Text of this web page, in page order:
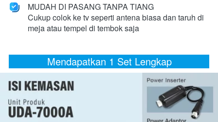
MUDAH DI PASANG TANPA TIANG
Cukup colok ke tv seperti antena biasa dan taruh di
meja atau tempel di tembok saja
Mendapatkan 1 Set Lengkap